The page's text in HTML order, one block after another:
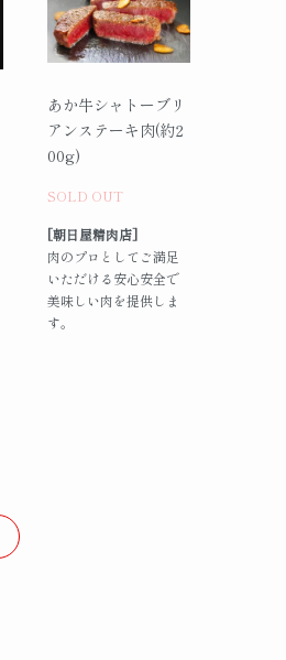
あか牛シャトーブリ
アンステーキ肉(約2
00g)
SOLD OUT
[朝日屋精肉店]
肉のプロとしてご満足
いただける安心安全で
美味しい肉を提供しま
す。